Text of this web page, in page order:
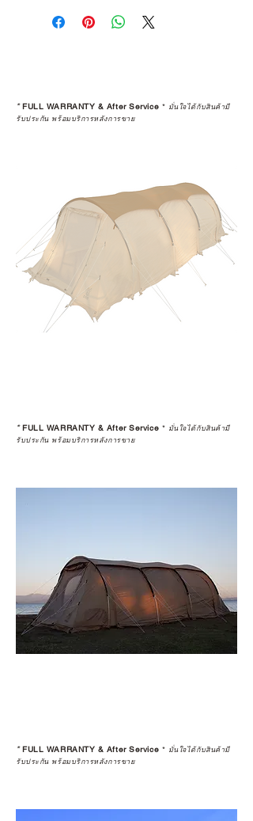
*FULL WARRANTY & After Service * มั่นใจได้กับสินค้ามี
รับประกัน พร้อมบริการหลังการขาย
*FULL WARRANTY & After Service * มั่นใจได้กับสินค้ามี
รับประกัน พร้อมบริการหลังการขาย
*FULL WARRANTY & After Service * มั่นใจได้กับสินค้ามี
รับประกัน พร้อมบริการหลังการขาย